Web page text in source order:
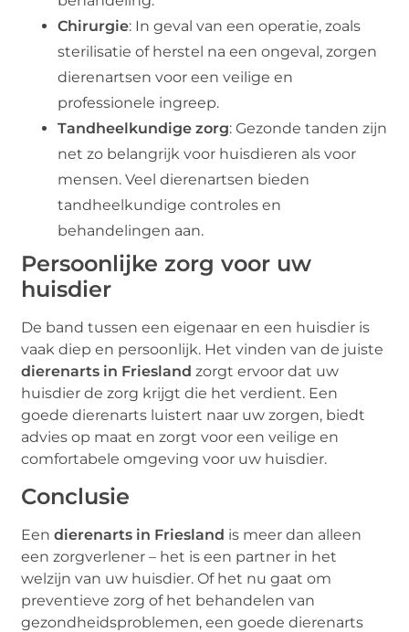
Chirurgie: In geval van een operatie, zoals
sterilisatie of herstel na een ongeval, zorgen
dierenartsen voor een veilige en
professionele ingreep.
Tandheelkundige zorg: Gezonde tanden zijn
net zo belangrijk voor huisdieren als voor
mensen. Veel dierenartsen bieden
tandheelkundige controles en
behandelingen aan.
Persoonlijke zorg voor uw
huisdier
De band tussen een eigenaar en een huisdier is
vaak diep en persoonlijk. Het vinden van de juiste
dierenarts in Friesland zorgt ervoor dat uw
huisdier de zorg krijgt die het verdient. Een
goede dierenarts luistert naar uw zorgen, biedt
advies op maat en zorgt voor een veilige en
comfortabele omgeving voor uw huisdier.
Conclusie
Eendierenarts in Friesland is meer dan alleen
een zorgverlener – het is een partner in het
welzijn van uw huisdier. Of het nu gaat om
preventieve zorg of het behandelen van
gezondheidsproblemen, een goede dierenarts